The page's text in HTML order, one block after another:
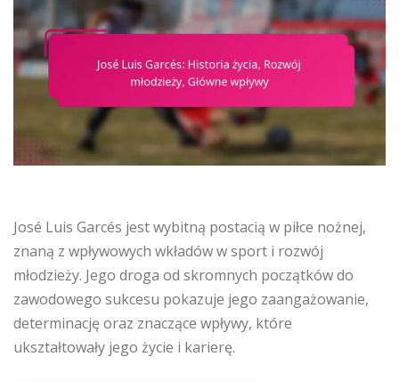
José Luis Garcés jest wybitną postacią w piłce nożnej,
znaną z wpływowych wkładów w sport i rozwój
młodzieży. Jego droga od skromnych początków do
zawodowego sukcesu pokazuje jego zaangażowanie,
determinację oraz znaczące wpływy, które
ukształtowały jego życie i karierę.